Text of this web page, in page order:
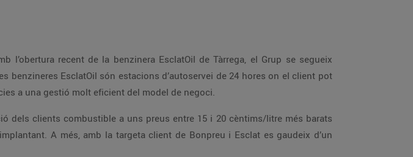
trobar carburant d’alta qualitat amb els preus més competitius del mercat, gràcies a una gestió molt eficient del model de negoci.